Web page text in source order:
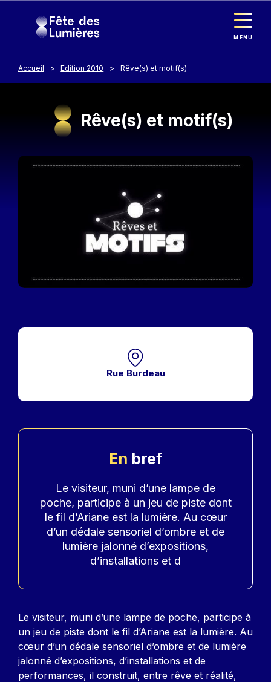
MENU
Accueil Edition 2010 Rêve(s) et motif(s)
Rêve(s) et motif(s)
Image
Rue Burdeau
En bref
Accroche
Le visiteur, muni d’une lampe de
poche, participe à un jeu de piste dont
le fil d’Ariane est la lumière. Au cœur
d’un dédale sensoriel d’ombre et de
lumière jalonné d’expositions,
d’installations et d
Contenu
Le visiteur, muni d’une lampe de poche, participe à
un jeu de piste dont le fil d’Ariane est la lumière. Au
cœur d’un dédale sensoriel d’ombre et de lumière
jalonné d’expositions, d’installations et de
performances, il construit, entre rêve et réalité,